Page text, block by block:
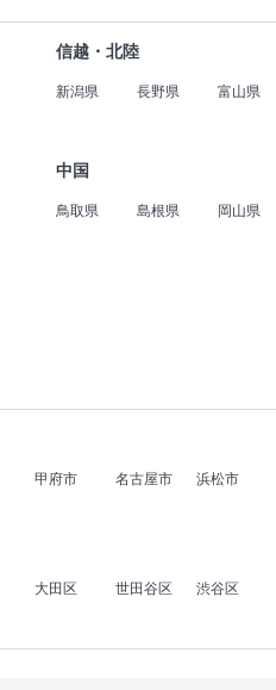
信越・北陸
新潟県 長野県 富山県
中国
鳥取県 島根県 岡山県
甲府市 名古屋市 浜松市
大田区 世田谷区 渋谷区